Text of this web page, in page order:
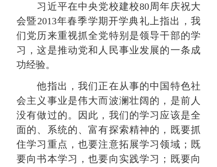
习近平在中央党校建校80周年庆祝大
会暨2013年春季学期开学典礼上指出，我
们党历来重视抓全党特别是领导干部的学
习，这是推动党和人民事业发展的一条成
功经验。
他指出，我们正在从事的中国特色社
会主义事业是伟大而波澜壮阔的，是前人
没有做过的。因此，我们的学习应该是全
面的、系统的、富有探索精神的，既要抓
住学习重点，也要注意拓展学习领域；既
要向书本学习，也要向实践学习；既要向